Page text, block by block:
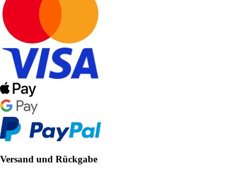
Versand und Rückgabe